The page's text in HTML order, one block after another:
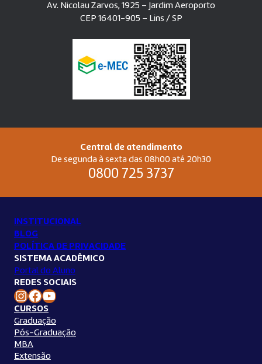
Av. Nicolau Zarvos, 1925 – Jardim Aeroporto
CEP 16401-905 – Lins / SP
Central de atendimento
De segunda à sexta das 08h00 até 20h30
0800 725 3737
INSTITUCIONAL
BLOG
POLÍTICA DE PRIVACIDADE
SISTEMA ACADÊMICO
Portal do Aluno
REDES SOCIAIS
Instagram Unilins Facebook Unilins Youtube Unilins
CURSOS
Graduação
Pós-Graduação
MBA
Extensão